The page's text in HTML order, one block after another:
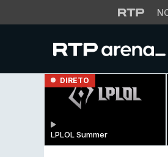
DIRETO
LPLOL Summer